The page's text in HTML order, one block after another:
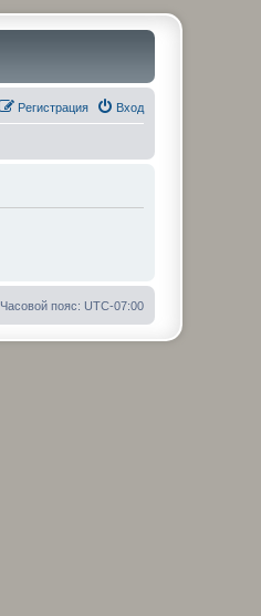
Вход
Регистрация
Часовой пояс: UTC-07:00